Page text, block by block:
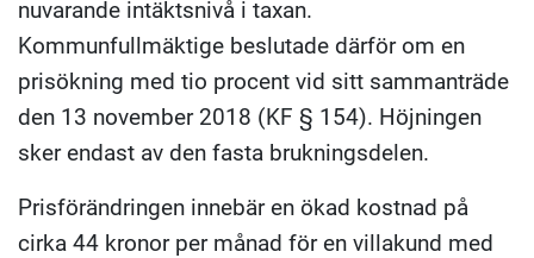
nuvarande intäktsnivå i taxan.
Kommunfullmäktige beslutade därför om en
prisökning med tio procent vid sitt sammanträde
den 13 november 2018 (KF § 154). Höjningen
sker endast av den fasta brukningsdelen.
Prisförändringen innebär en ökad kostnad på
cirka 44 kronor per månad för en villakund med